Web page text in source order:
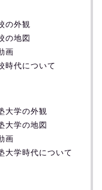
の外観
の地図
画
時代について
大学の外観
大学の地図
画
大学時代について